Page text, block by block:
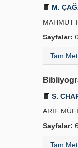
M.
MAHMUT
Sayfalar:
Tam
S.
ARİF
Sayfalar:
Tam